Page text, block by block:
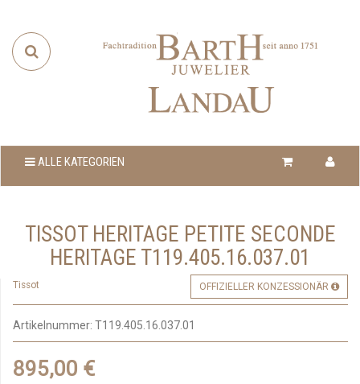
ALLE KATEGORIEN
TISSOT HERITAGE PETITE SECONDE
HERITAGE T119.405.16.037.01
Tissot OFFIZIELLER KONZESSIONÄR
Artikelnummer: T119.405.16.037.01
895,00 €